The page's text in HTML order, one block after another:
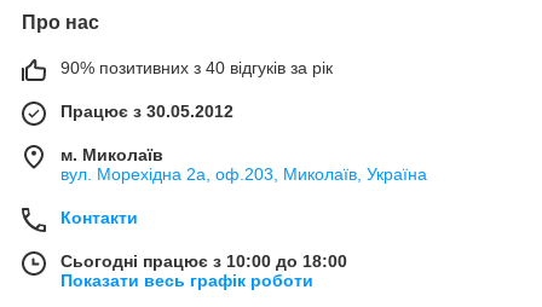
Про нас
90% позитивних з 40 відгуків за рік
Працює з 30.05.2012
м. Миколаїв
вул. Морехідна 2а, оф.203, Миколаїв, Україна
Контакти
Сьогодні працює з 10:00 до 18:00
Показати весь графік роботи